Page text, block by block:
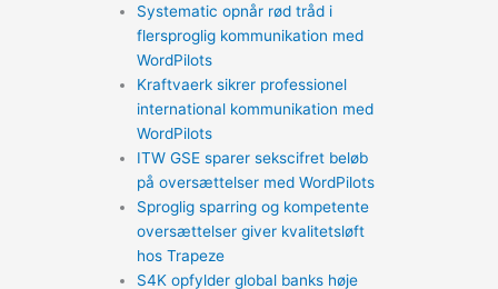
Systematic opnår rød tråd i
flersproglig kommunikation med
WordPilots
Kraftvaerk sikrer professionel
international kommunikation med
WordPilots
ITW GSE sparer sekscifret beløb
på oversættelser med WordPilots
Sproglig sparring og kompetente
oversættelser giver kvalitetsløft
hos Trapeze
S4K opfylder global banks høje